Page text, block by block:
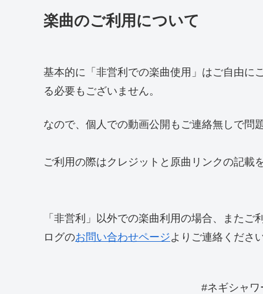
楽曲のご利用について
基本的に「非営利での楽曲使用」はご自由に
る必要もございません。
なので、個人での動画公開もご連絡無しで問
ご利用の際はクレジットと原曲リンクの記載
「非営利」以外での楽曲利用の場合、また
ログのお問い合わせページよりご連絡くださ
#ネギシャ